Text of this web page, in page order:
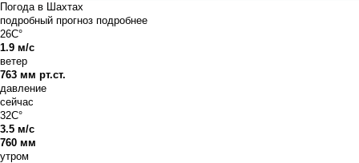
Погода в Шахтах
подробный прогноз подробнее
26C°
1.9 м/с
ветер
763 мм рт.ст.
давление
сейчас
32C°
3.5 м/с
760 мм
утром